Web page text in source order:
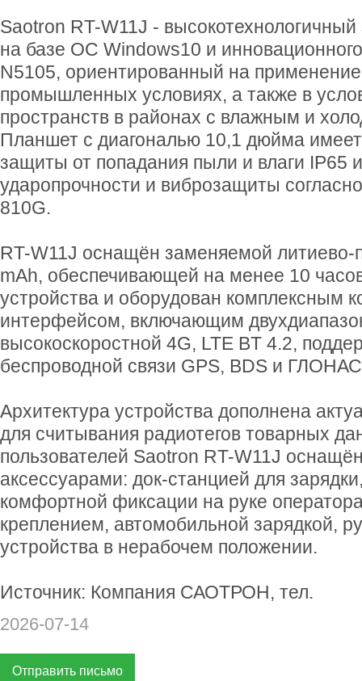
Saotron RT-W11J -
на базе ОС Windows10 и
N5105, ориентированный на
промышленных условиях, а также в
пространств в районах с влажным и
Планшет с диагональю 10,1 дюйма
защиты от попадания пыли и влаги IP65
ударопрочности и виброзащиты
810G.
RT-W11J оснащён заменяемой
mAh, обеспечивающей на менее 10
устройства и оборудован комплексным
интерфейсом, включающим
высокоскоростной 4G, LTE BT 4.2,
беспроводной связи GPS, BDS и
Архитектура устройства дополнена
для считывания радиотегов товарных
пользователей Saotron RT-W11J
аксессуарами: док-станцией для
комфортной фиксации на руке
креплением, автомобильной зарядкой,
устройства в нерабочем положении.
Источник: Компания САОТРОН, тел.
2026-07-14
Отправить письмо